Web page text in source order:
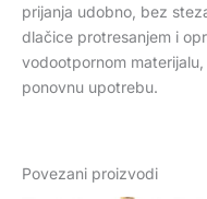
prijanja udobno, bez
dlačice protresanjem i
vodootpornom
ponovnu upotrebu.
Povezani proizvodi